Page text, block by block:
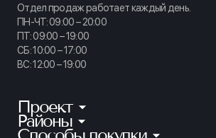
Отдел продаж работает каждый день.
ПН-ЧТ: 09:00 – 20:00
ПТ: 09:00 – 19:00
СБ: 10:00 – 17:00
ВС: 12:00 – 19:00
Проект
КИНОПАРК
Районы
Калининский